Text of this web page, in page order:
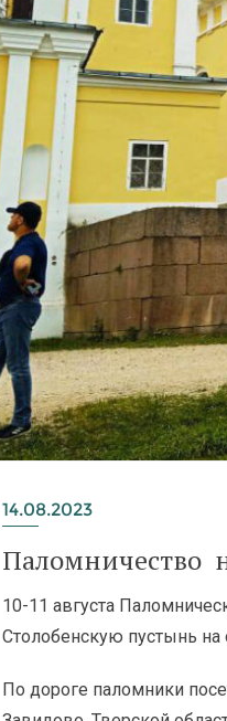
14.08.2023
Паломничество
10-11 августа
Столобенскую пустынь на
По дороге паломники